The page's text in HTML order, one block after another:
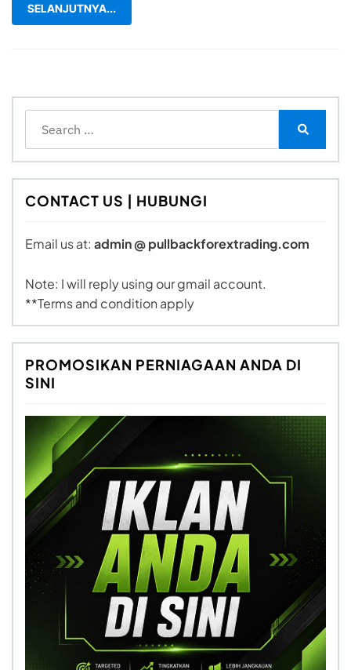
SELANJUTNYA...
for:
CONTACT US | HUBUNGI
Email us at: admin @ pullbackforextrading.com
Note: I will reply using our gmail account.
**Terms and condition apply
PROMOSIKAN PERNIAGAAN ANDA DI
SINI